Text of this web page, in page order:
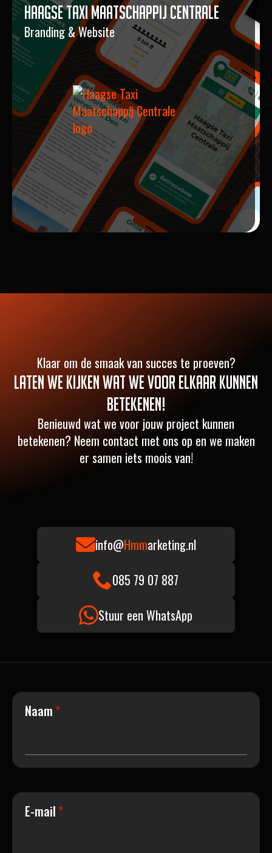
Haagse Taxi Maatschappij Centrale
Branding & Website
Klaar om de smaak van succes te proeven?
Laten we kijken wat we voor elkaar kunnen
betekenen!
Benieuwd wat we voor jouw project kunnen
betekenen? Neem contact met ons op en we maken
er samen iets moois van!
info@Hmmarketing.nl
085 79 07 887
Stuur een WhatsApp
Naam *
E-mail *